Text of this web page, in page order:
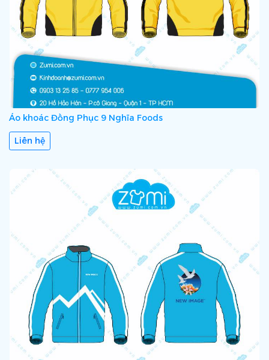
Áo khoác Đồng Phục 9 Nghĩa Foods
Liên hệ